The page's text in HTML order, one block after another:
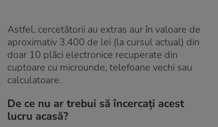
Astfel, cercetătorii au extras aur în valoare de
aproximativ 3.400 de lei (la cursul actual) din
doar 10 plăci electronice recuperate din
cuptoare cu microunde, telefoane vechi sau
calculatoare.
De ce nu ar trebui să încercați acest
lucru acasă?